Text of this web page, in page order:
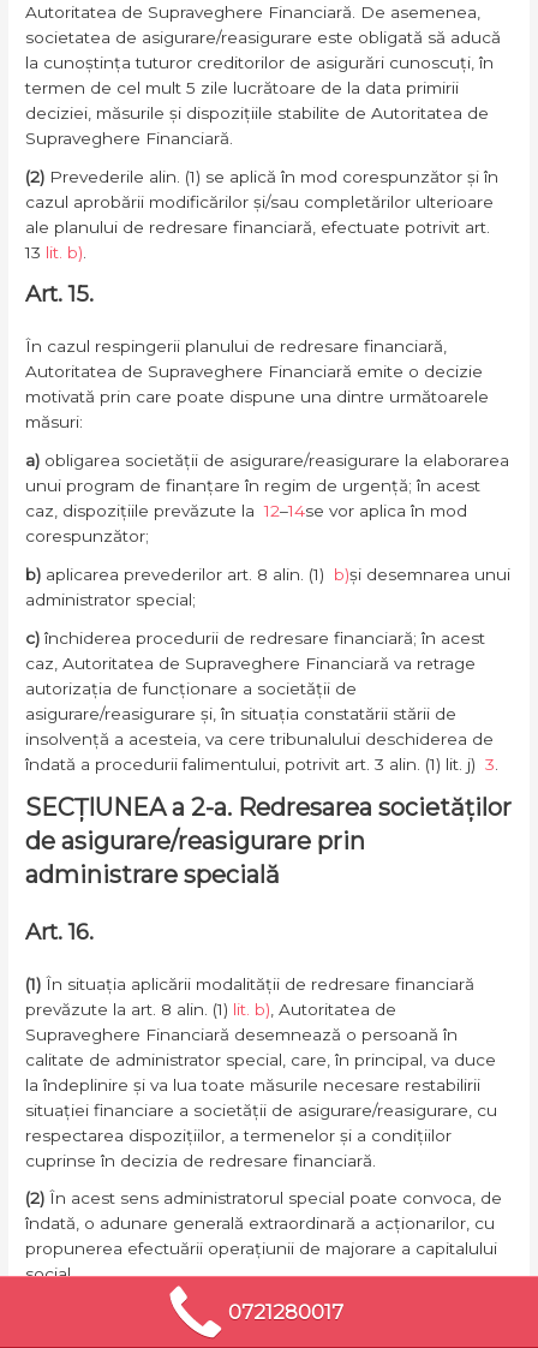
Autoritatea de Supraveghere Financiară. De asemenea,
societatea de asigurare/reasigurare este obligată să aducă
la cunoștința tuturor creditorilor de asigurări cunoscuți, în
termen de cel mult 5 zile lucrătoare de la data primirii
deciziei, măsurile și dispozițiile stabilite de Autoritatea de
Supraveghere Financiară.
(2) Prevederile alin. (1) se aplică în mod corespunzător și în
cazul aprobării modificărilor și/sau completărilor ulterioare
ale planului de redresare financiară, efectuate potrivit art.
13 lit. b)
Art. 15.
În cazul respingerii planului de redresare financiară,
Autoritatea de Supraveghere Financiară emite o decizie
motivată prin care poate dispune una dintre următoarele
măsuri:
a) obligarea societății de asigurare/reasigurare la elaborarea
unui program de finanțare în regim de urgență; în acest
caz, dispozițiile prevăzute la 12–14se vor aplica în mod
corespunzător;
b) aplicarea prevederilor art. 8 alin. (1) b)și desemnarea unui
administrator special;
c)închiderea procedurii de redresare financiară; în acest
caz, Autoritatea de Supraveghere Financiară va retrage
autorizația de funcționare a societății de
asigurare/reasigurare și, în situația constatării stării de
insolvență a acesteia, va cere tribunalului deschiderea de
îndată a procedurii falimentului, potrivit art. 3 alin. (1) lit. j) 3
SECȚIUNEA a 2-a. Redresarea societăților
de asigurare/reasigurare prin
administrare specială
Art. 16.
(1)În situația aplicării modalității de redresare financiară
prevăzute la art. 8 alin. (1) lit. b) , Autoritatea de
Supraveghere Financiară desemnează o persoană în
calitate de administrator special, care, în principal, va duce
la îndeplinire și va lua toate măsurile necesare restabilirii
situației financiare a societății de asigurare/reasigurare, cu
respectarea dispozițiilor, a termenelor și a condițiilor
cuprinse în decizia de redresare financiară.
(2) În acest sens administratorul special poate convoca, de
îndată, o adunare generală extraordinară a acționarilor, cu
propunerea efectuării operațiunii de majorare a capitalului
social.
0721280017